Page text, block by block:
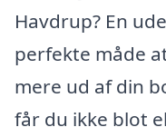
Havdrup? En
perfekte måde
mere ud af din
får du ikke blot